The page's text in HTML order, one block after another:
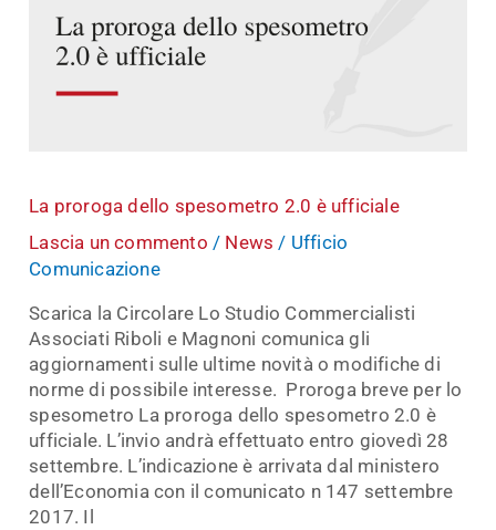
La proroga dello spesometro 2.0 è ufficiale
Lascia un commento / News / Ufficio
Comunicazione
Scarica la Circolare Lo Studio Commercialisti
Associati Riboli e Magnoni comunica gli
aggiornamenti sulle ultime novità o modifiche di
norme di possibile interesse. Proroga breve per lo
spesometro La proroga dello spesometro 2.0 è
ufficiale. L’invio andrà effettuato entro giovedì 28
settembre. L’indicazione è arrivata dal ministero
dell’Economia con il comunicato n 147 settembre
2017. Il
spesometro
ufficiale